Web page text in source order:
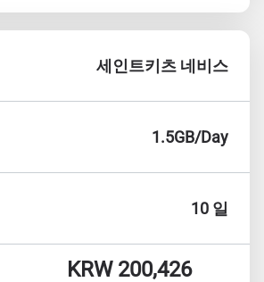
세인트키츠 네비스
1.5GB/Day
10 일
KRW 200,426